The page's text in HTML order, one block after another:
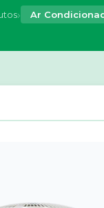
› Ar